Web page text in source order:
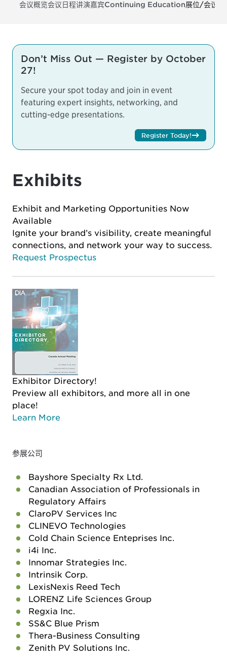
会议概览会议日程讲演嘉宾Continuing Education展位/会议支
Don’t Miss Out — Register by October
27!
Secure your spot today and join in event
featuring expert insights, networking, and
cutting-edge presentations.
Register Today!
Exhibits
Exhibit and Marketing Opportunities Now
Available
Ignite your brand’s visibility, create meaningful
connections, and network your way to success.
Request Prospectus
Exhibitor Directory!
Preview all exhibitors, and more all in one
place!
Learn More
参展公司
Bayshore Specialty Rx Ltd.
Canadian Association of Professionals in
Regulatory Affairs
ClaroPV Services Inc
CLINEVO Technologies
Cold Chain Science Enteprises Inc.
i4i Inc.
Innomar Strategies Inc.
Intrinsik Corp.
LexisNexis Reed Tech
LORENZ Life Sciences Group
Regxia Inc.
SS&C Blue Prism
Thera-Business Consulting
Zenith PV Solutions Inc.